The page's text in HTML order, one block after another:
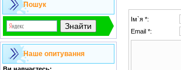
Пошук
Наше опитування
Ім`я *:
Email *: